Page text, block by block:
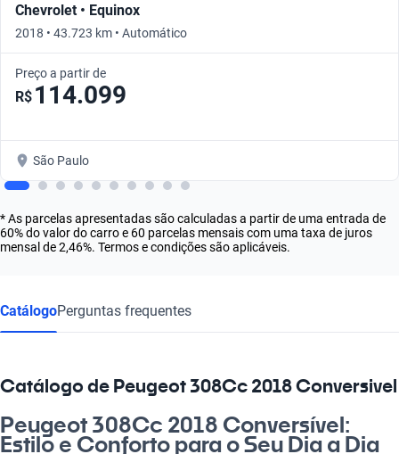
Chevrolet • Equinox
2018 • 43.723 km • Automático
Preço a partir de
R$ 114.099
São Paulo
* As parcelas apresentadas são calculadas a partir de uma entrada de
60% do valor do carro e 60 parcelas mensais com uma taxa de juros
mensal de 2,46%. Termos e condições são aplicáveis.
CatálogoPerguntas frequentes
Catálogo de Peugeot 308Cc 2018 Conversivel
Peugeot 308Cc 2018 Conversível:
Estilo e Conforto para o Seu Dia a Dia